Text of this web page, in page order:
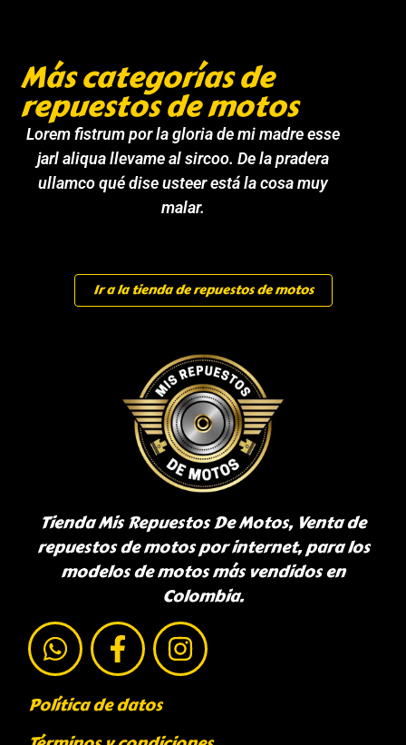
Más categorías de
repuestos de motos
Lorem fistrum por la gloria de mi madre esse
jarl aliqua llevame al sircoo. De la pradera
ullamco qué dise usteer está la cosa muy
malar.
Ir a la tienda de repuestos de motos
Tienda Mis Repuestos De Motos, Venta de
repuestos de motos por internet, para los
modelos de motos más vendidos en
Colombia.
Política de datos